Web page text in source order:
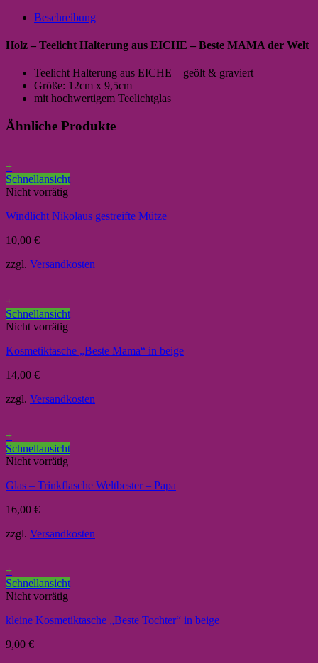
Beschreibung
Holz – Teelicht Halterung aus EICHE – Beste MAMA der Welt
Teelicht Halterung aus EICHE – geölt & graviert
Größe: 12cm x 9,5cm
mit hochwertigem Teelichtglas
Ähnliche Produkte
+
Schnellansicht
Nicht vorrätig
Windlicht Nikolaus gestreifte Mütze
10,00 €
zzgl. Versandkosten
+
Schnellansicht
Nicht vorrätig
Kosmetiktasche „Beste Mama“ in beige
14,00 €
zzgl. Versandkosten
+
Schnellansicht
Nicht vorrätig
Glas – Trinkflasche Weltbester – Papa
16,00 €
zzgl. Versandkosten
+
Schnellansicht
Nicht vorrätig
kleine Kosmetiktasche „Beste Tochter“ in beige
9,00 €